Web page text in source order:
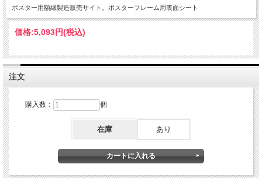
ポスター用額縁製造販売サイト。ポスターフレーム用表面シート
価格:5,093円(税込)
注文
購入数： 個
在庫 あり